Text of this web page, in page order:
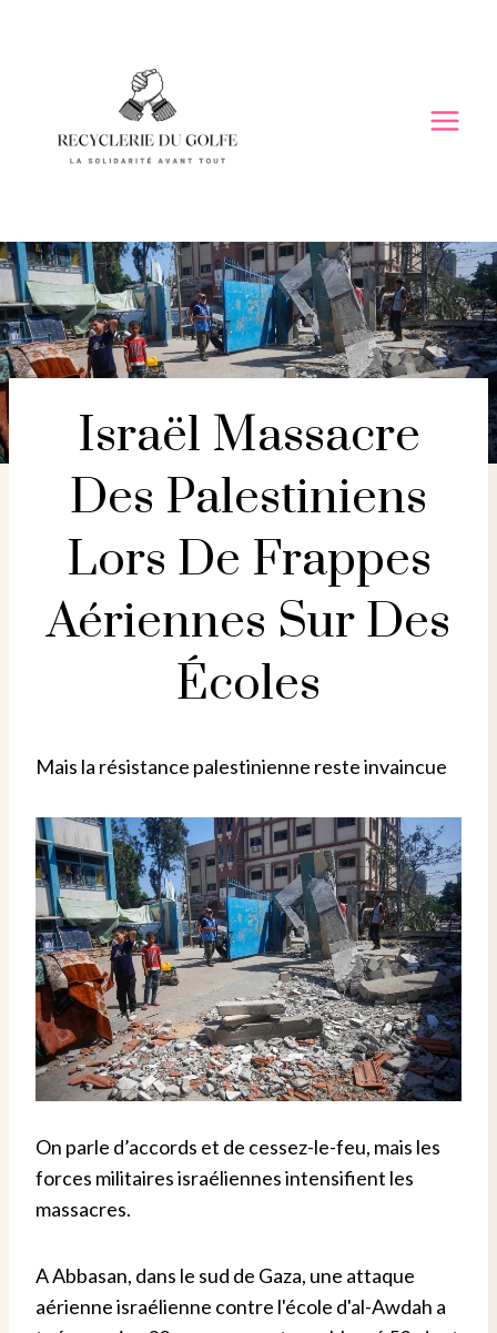
Israël Massacre
Des Palestiniens
Lors De Frappes
Aériennes Sur Des
Écoles
Mais la résistance palestinienne reste invaincue
On parle d’accords et de cessez-le-feu, mais les
forces militaires israéliennes intensifient les
massacres.
A Abbasan, dans le sud de Gaza, une attaque
aérienne israélienne contre l'école d'al-Awdah a